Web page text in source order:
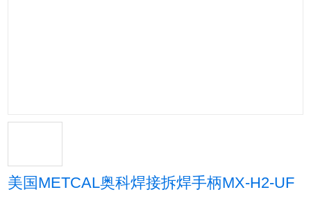
美国METCAL奥科焊接拆焊手柄MX-H2-UF